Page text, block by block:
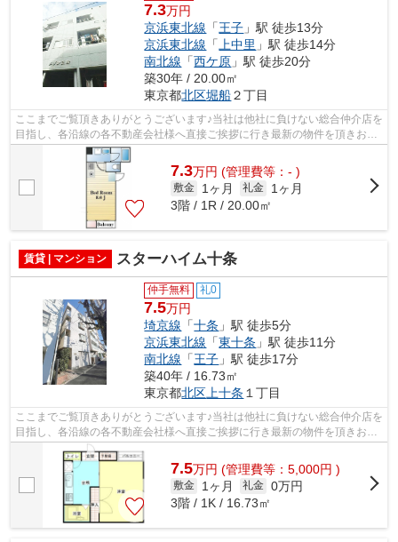
7.3万円
京浜東北線 「王子 」駅 徒歩13分
京浜東北線 「上中里 」駅 徒歩14分
南北線 「西ケ原 」駅 徒歩20分
築30年 / 20.00㎡
東京都北区堀船２丁目
ここまでご覧頂きありがとうございます♪当社は他社に負けない総合仲介店を
目指し、各沿線の各不動産会社様へ直接ご挨拶に行き最新の物件を頂きお客
様へ提供しております！最新の情報は...
7.3万円 (管理費等：- )
敷金 1ヶ月 礼金
1ヶ月
3階 / 1R / 20.00㎡
賃貸 | マンション スターハイム十条
仲手無料 礼0
7.5万円
埼京線 「十条 」駅 徒歩5分
京浜東北線 「東十条 」駅 徒歩11分
南北線 「王子 」駅 徒歩17分
築40年 / 16.73㎡
東京都北区 上十条 １丁目
ここまでご覧頂きありがとうございます♪当社は他社に負けない総合仲介店を
目指し、各沿線の各不動産会社様へ直接ご挨拶に行き最新の物件を頂きお客
様へ提供しております！最新の情報は...
7.5万円 (管理費等：5,000円 )
敷金 1ヶ月 礼金 0万円
3階 / 1K / 16.73㎡